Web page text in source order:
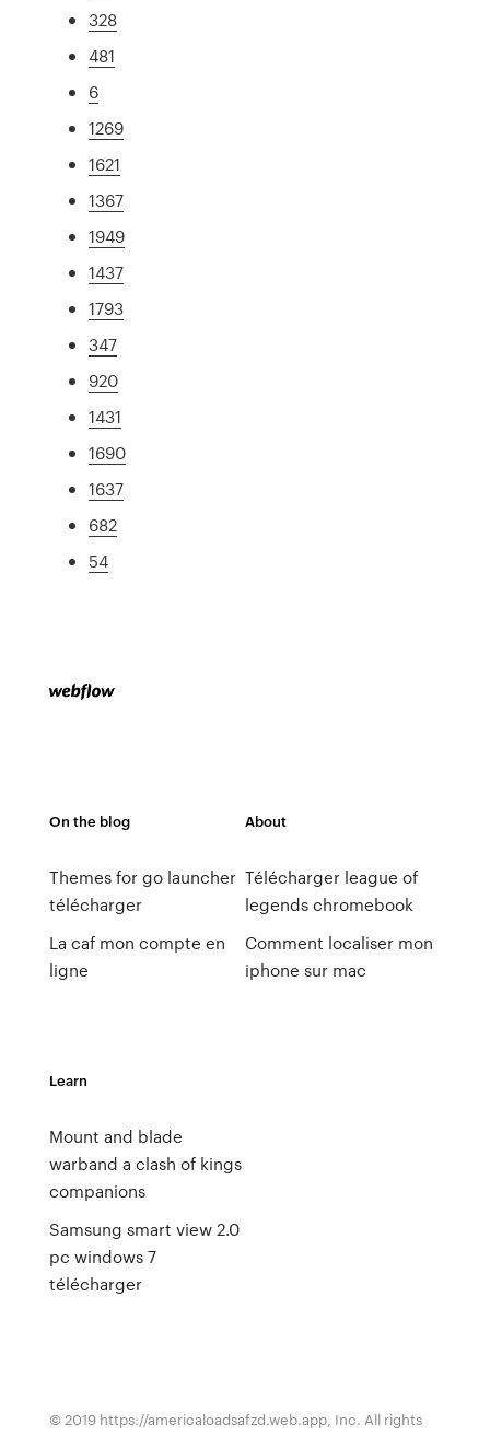
328
481
6
1269
1621
1367
1949
1437
1793
347
920
1431
1690
1637
682
54
On the blog
Themes for go launcher
télécharger
La caf mon compte en
ligne
About
Télécharger league of
legends chromebook
Comment localiser mon
iphone sur mac
Learn
Mount and blade
warband a clash of kings
companions
Samsung smart view 2.0
pc windows 7
télécharger
© 2019 https://americaloadsafzd.web.app, Inc. All rights